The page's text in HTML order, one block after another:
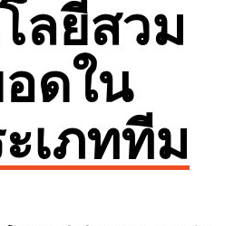
ลยีสวม
ดใน
เภททีม